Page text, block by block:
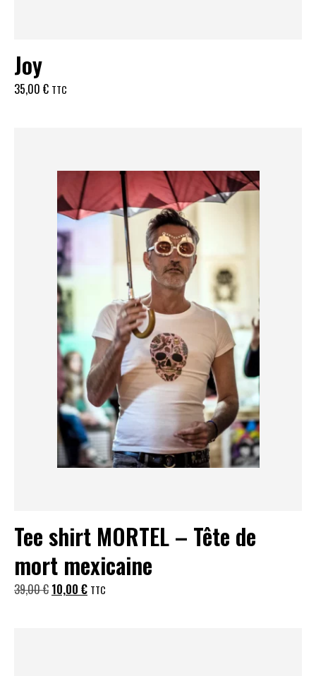
Joy
35,00 € TTC
Tee shirt MORTEL – Tête de
mort mexicaine
39,00€ Le
10,00 €LeTTC